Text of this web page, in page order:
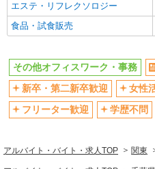
社員登用あり
同じ職種から求人を探す
オフィス
同じ特徴から求人を探す
未経験歓迎
エステ・リフレクソロジー
食品・試食販売
その他オフィスワーク・事務
新卒・第二新卒歓迎
女性
フリーター歓迎
学歴不問
アルバイト・バイト・求人TOP 関東